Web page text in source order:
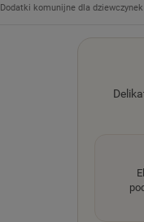
Dodatki komunijne dla dziewczynek